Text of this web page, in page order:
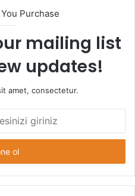
Purchase
mailing list
updates!
amet, consectetur.